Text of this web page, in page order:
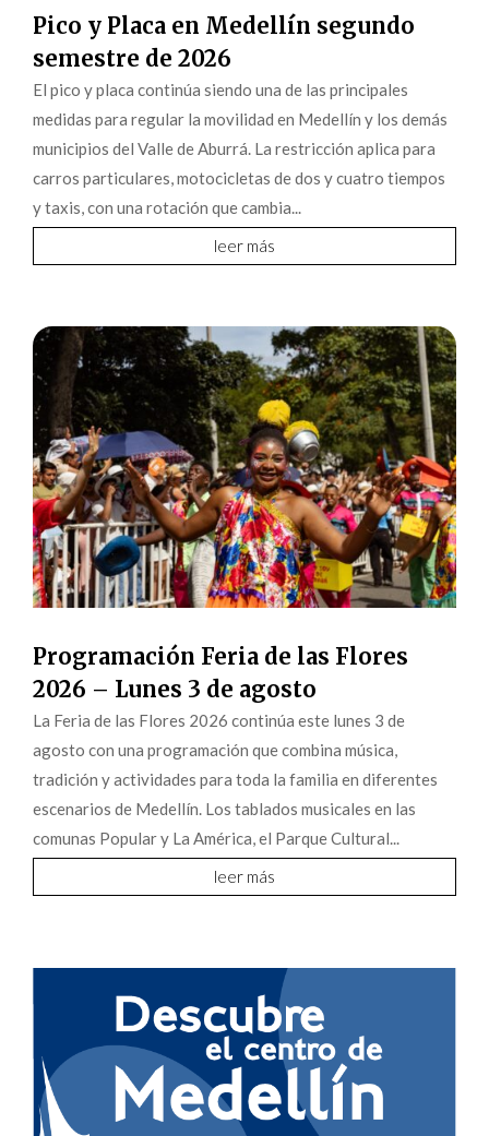
Pico y Placa en Medellín segundo
semestre de 2026
El pico y placa continúa siendo una de las principales
medidas para regular la movilidad en Medellín y los demás
municipios del Valle de Aburrá. La restricción aplica para
carros particulares, motocicletas de dos y cuatro tiempos
y taxis, con una rotación que cambia...
leer más
Programación Feria de las Flores
2026 – Lunes 3 de agosto
La Feria de las Flores 2026 continúa este lunes 3 de
agosto con una programación que combina música,
tradición y actividades para toda la familia en diferentes
escenarios de Medellín. Los tablados musicales en las
comunas Popular y La América, el Parque Cultural...
leer más